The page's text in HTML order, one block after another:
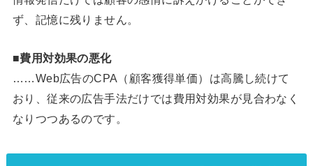
ず、記憶に残りません。
■費用対効果の悪化
……Web広告のCPA（顧客獲得単価）は高騰し続けて
おり、従来の広告手法だけでは費用対効果が見合わなく
なりつつあるのです。